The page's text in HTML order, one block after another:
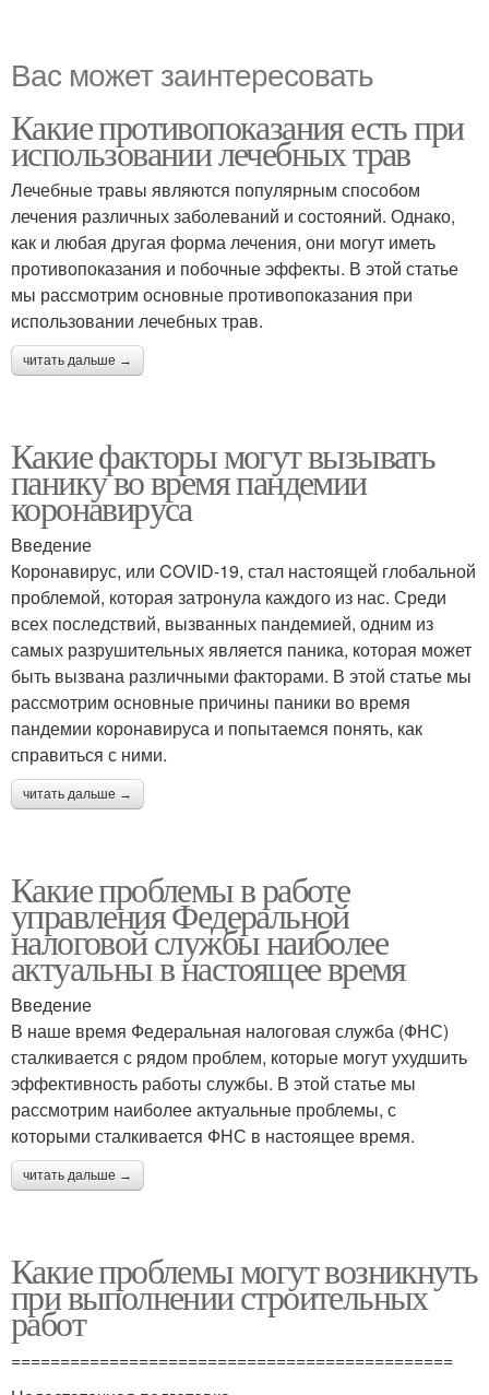
Вас может заинтересовать
Какие противопоказания есть при
использовании лечебных трав
Лечебные травы являются популярным способом
лечения различных заболеваний и состояний. Однако,
как и любая другая форма лечения, они могут иметь
противопоказания и побочные эффекты. В этой статье
мы рассмотрим основные противопоказания при
использовании лечебных трав.
читать дальше →
Какие факторы могут вызывать
панику во время пандемии
коронавируса
Введение
Коронавирус, или COVID-19, стал настоящей глобальной
проблемой, которая затронула каждого из нас. Среди
всех последствий, вызванных пандемией, одним из
самых разрушительных является паника, которая может
быть вызвана различными факторами. В этой статье мы
рассмотрим основные причины паники во время
пандемии коронавируса и попытаемся понять, как
справиться с ними.
читать дальше →
Какие проблемы в работе
управления Федеральной
налоговой службы наиболее
актуальны в настоящее время
Введение
В наше время Федеральная налоговая служба (ФНС)
сталкивается с рядом проблем, которые могут ухудшить
эффективность работы службы. В этой статье мы
рассмотрим наиболее актуальные проблемы, с
которыми сталкивается ФНС в настоящее время.
читать дальше →
Какие проблемы могут возникнуть
при выполнении строительных
работ
=============================================